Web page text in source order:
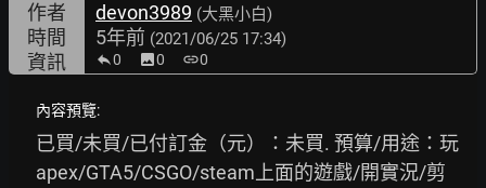
作者 devon3989 (大黑小白)
時間 5年前 (2021/06/25 17:34)
資訊 0 image0 link0
內容預覽:
已買/未買/已付訂金（元）：未買. 預算/用途：玩
apex/GTA5/CSGO/steam上面的遊戲/開實況/剪